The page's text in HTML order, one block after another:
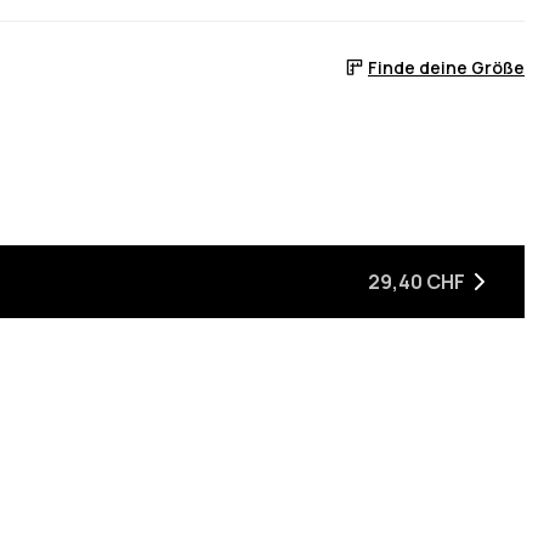
Finde deine Größe
auf Lager ist
sie wieder auf Lager ist
29,40 CHF